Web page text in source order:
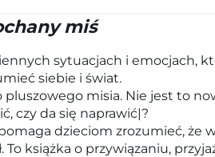
miś
sytuacjach i emocjach,
siebie i świat.
misia. Nie jest to
czy da się naprawić|?
dzieciom zrozumieć,
To książka o przywiązaniu,